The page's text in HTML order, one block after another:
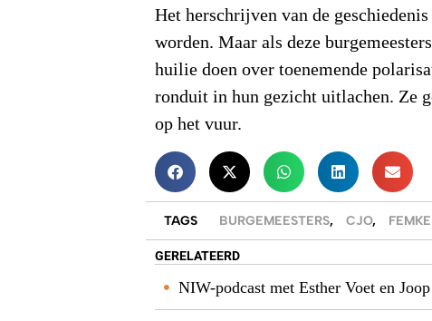
Het herschrijven van de
worden. Maar als deze
huilie doen over toenemende
ronduit in hun gezicht uitlachen. Ze
op het vuur.
TAGS BURGEMEESTERS, CJO,
GERELATEERD
NIW-podcast met Esther Voet en